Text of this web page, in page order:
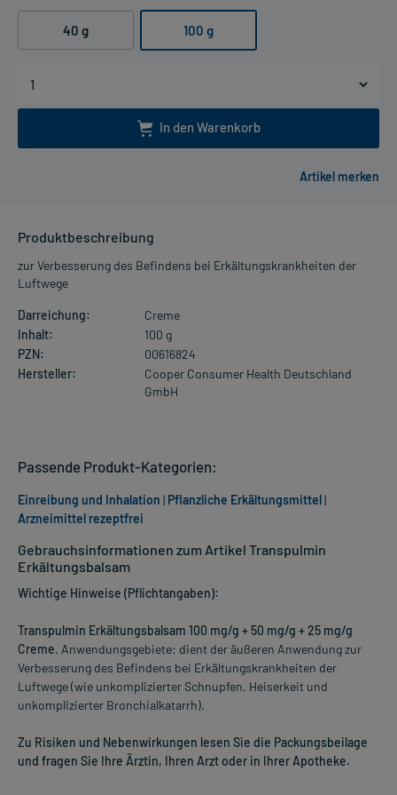
40 g 100 g
In den Warenkorb
Produktbeschreibung
zur Verbesserung des Befindens bei Erkältungskrankheiten der
Luftwege
Darreichung:
Creme
Inhalt:
100 g
PZN:
00616824
Hersteller:
Cooper Consumer Health Deutschland
GmbH
Gebrauchsinformationen zum Artikel Transpulmin
Erkältungsbalsam
Wichtige Hinweise (Pflichtangaben):
Transpulmin Erkältungsbalsam 100 mg/g + 50 mg/g + 25 mg/g
Creme. Anwendungsgebiete: dient der äußeren Anwendung zur
Verbesserung des Befindens bei Erkältungskrankheiten der
Luftwege (wie unkomplizierter Schnupfen, Heiserkeit und
unkomplizierter Bronchialkatarrh).
Zu Risiken und Nebenwirkungen lesen Sie die Packungsbeilage
und fragen Sie Ihre Ärztin, Ihren Arzt oder in Ihrer Apotheke.
Passende Produkt-Kategorien:
Einreibung und Inhalation | Pflanzliche Erkältungsmittel|
Arzneimittel rezeptfrei